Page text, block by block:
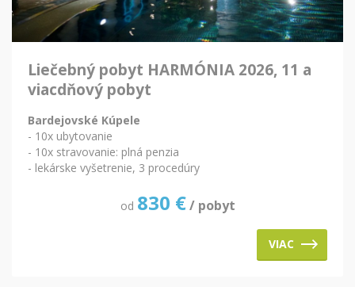
Liečebný pobyt HARMÓNIA 2026, 11 a
viacdňový pobyt
Bardejovské Kúpele
- 10x ubytovanie
- 10x stravovanie: plná penzia
- lekárske vyšetrenie, 3 procedúry
od 830 € / pobyt
VIAC